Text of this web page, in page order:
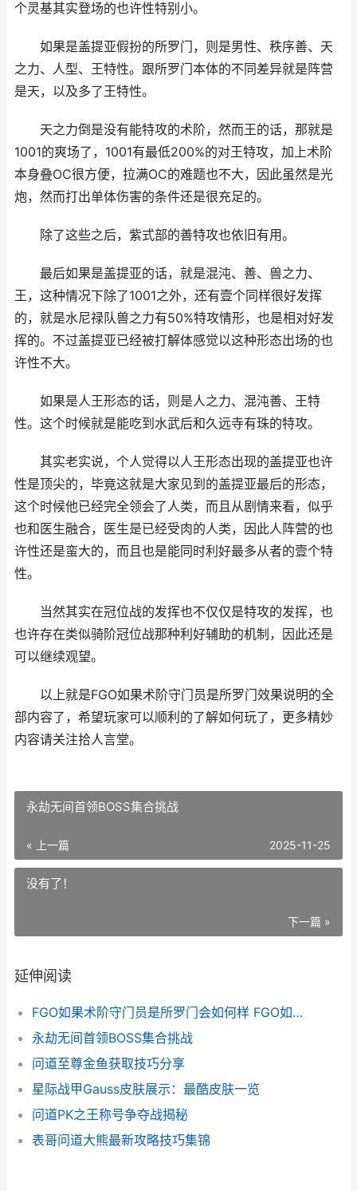
个灵基其实登场的也许性特别小。
如果是盖提亚假扮的所罗门，则是男性、秩序善、天
之力、人型、王特性。跟所罗门本体的不同差异就是阵营
是天，以及多了王特性。
天之力倒是没有能特攻的术阶，然而王的话，那就是
1001的爽场了，1001有最低200%的对王特攻，加上术阶
本身叠OC很方便，拉满OC的难题也不大，因此虽然是光
炮，然而打出单体伤害的条件还是很充足的。
除了这些之后，紫式部的善特攻也依旧有用。
最后如果是盖提亚的话，就是混沌、善、兽之力、
王，这种情况下除了1001之外，还有壹个同样很好发挥
的，就是水尼禄队兽之力有50%特攻情形，也是相对好发
挥的。不过盖提亚已经被打解体感觉以这种形态出场的也
许性不大。
如果是人王形态的话，则是人之力、混沌善、王特
性。这个时候就是能吃到水武后和久远寺有珠的特攻。
其实老实说，个人觉得以人王形态出现的盖提亚也许
性是顶尖的，毕竟这就是大家见到的盖提亚最后的形态，
这个时候他已经完全领会了人类，而且从剧情来看，似乎
也和医生融合，医生是已经受肉的人类，因此人阵营的也
许性还是蛮大的，而且也是能同时利好最多从者的壹个特
性。
当然其实在冠位战的发挥也不仅仅是特攻的发挥，也
也许存在类似骑阶冠位战那种利好辅助的机制，因此还是
可以继续观望。
以上就是FGO如果术阶守门员是所罗门效果说明的全
部内容了，希望玩家可以顺利的了解如何玩了，更多精妙
内容请关注拾人言堂。
永劫无间首领BOSS集合挑战
« 上一篇 2025-11-25
没有了！
下一篇 »
延伸阅读
FGO如果术阶守门员是所罗门会如何样 FGO如果术阶守门员是所罗门效果说明 fgo术阶技能石太少了
永劫无间首领BOSS集合挑战
问道至尊金鱼获取技巧分享
星际战甲Gauss皮肤展示：最酷皮肤一览
问道PK之王称号争夺战揭秘
表哥问道大熊最新攻略技巧集锦